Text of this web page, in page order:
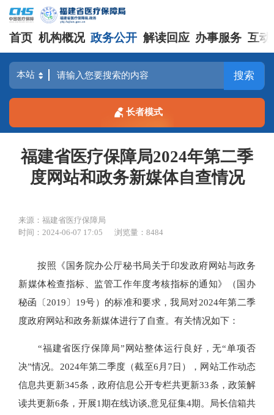
首页 机构概况 政务公开 解读回应 办事服务 互动
搜索
长者模式
福建省医疗保障局2024年第二季
度网站和政务新媒体自查情况
来源：福建省医疗保障局
时间：2024-06-07 17:05
浏览量：8484
按照《国务院办公厅秘书局关于印发政府网站与政务
新媒体检查指标、监管工作年度考核指标的通知》（国办
秘函〔2019〕19号）的标准和要求，我局对2024年第二季
度政府网站和政务新媒体进行了自查。有关情况如下：
“福建省医疗保障局”网站整体运行良好，无“单项否
决”情况。2024年第二季度（截至6月7日），网站工作动态
信息共更新345条，政府信息公开专栏共更新33条，政策解
读共更新6条，开展1期在线访谈,意见征集4期。局长信箱共